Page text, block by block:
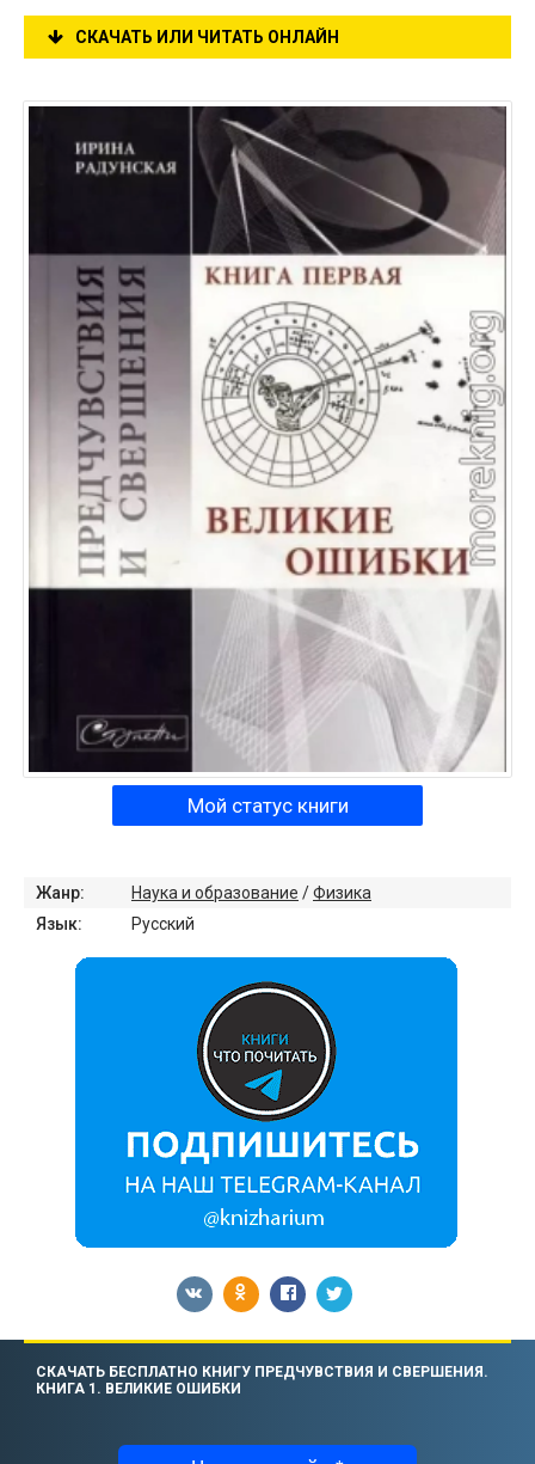
СКАЧАТЬ ИЛИ ЧИТАТЬ ОНЛАЙН
Мой статус книги
Жанр: Наука и образование /Физика
Язык:
Русский
СКАЧАТЬ БЕСПЛАТНО КНИГУ ПРЕДЧУВСТВИЯ И СВЕРШЕНИЯ.
КНИГА 1. ВЕЛИКИЕ ОШИБКИ